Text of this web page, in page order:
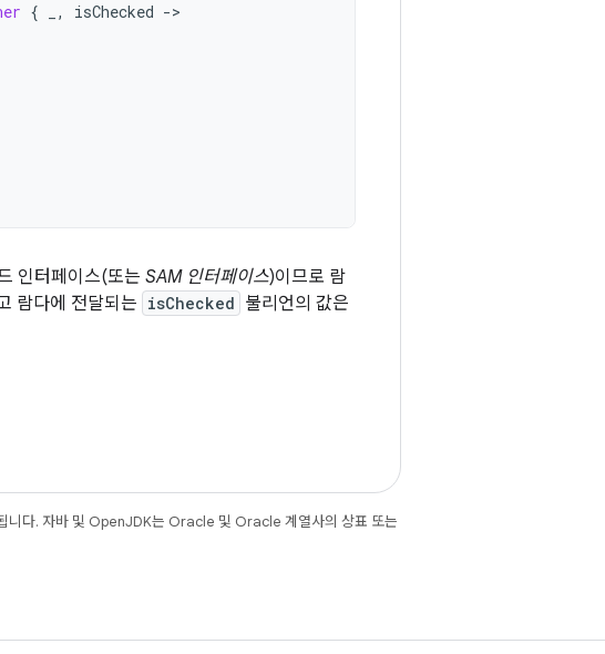
{ , isChecked ->
인터페이스(또는 SAM 인터페이스)이므로 람
람다에 전달되는 isChecked 불리언의 값은
니다. 자바 및 OpenJDK는 Oracle 및 Oracle 계열사의 상표 또는